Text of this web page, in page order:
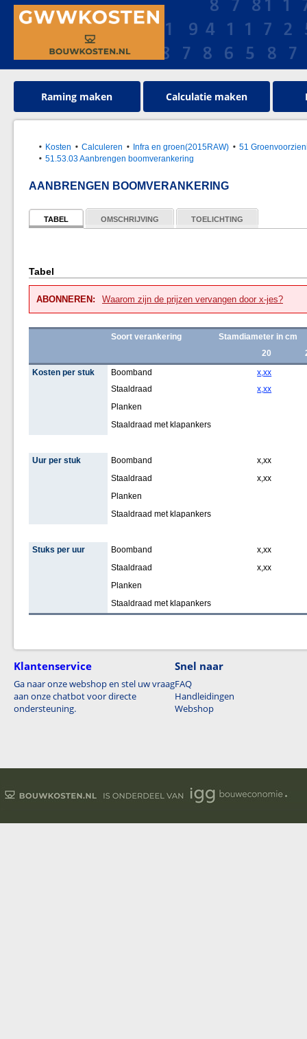
Raming maken Calculatie maken
Kosten Calculeren Infra en groen(2015RAW)
51
51.53.03 Aanbrengen boomverankering
AANBRENGEN BOOMVERANKERING
TABEL OMSCHRIJVING TOELICHTING
Tabel
ABONNEREN: Waarom zijn de prijzen vervangen door x-jes?
Soort verankering
Stamdiameter in cm
20
Kosten per stuk
Boomband
x,xx
Staaldraad
x,xx
Planken
Staaldraad met klapankers
Uur per stuk Boomband
x,xx
Staaldraad
x,xx
Planken
Staaldraad met klapankers
Stuks per uur Boomband
x,xx
Staaldraad
x,xx
Planken
Staaldraad met klapankers
Klantenservice
Ga naar onze webshop en stel uw vraag
aan onze chatbot voor directe
ondersteuning.
Snel naar
FAQ
Handleidingen
Webshop